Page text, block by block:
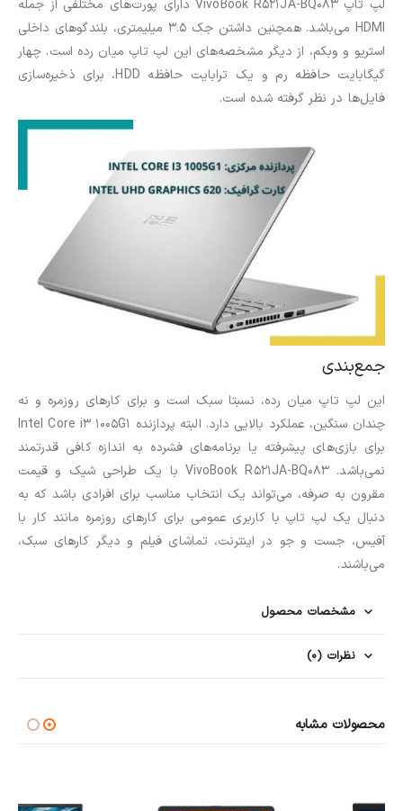
لپ تاپ VivoBook R521JA-BQ083 دارای پورت‌های مختلفی از جمله
HDMI می‌باشد. همچنین داشتن جک 3.5 میلیمتری، بلندگوهای داخلی
استریو و وبکم، از دیگر مشخصه‌های این لپ تاپ میان رده است. چهار
گیگابایت حافظه رم و یک ترابایت حافظه HDD، برای ذخیره‌سازی
فایل‌ها در نظر گرفته شده است.
جمع‌بندی
این لپ تاپ میان رده، نسبتا سبک است و برای کارهای روزمره و نه
چندان سنگین، عملکرد بالایی دارد. البته پردازنده Intel Core i3 1005G1
برای بازی‌های پیشرفته یا برنامه‌های فشرده به اندازه کافی قدرتمند
نمی‌باشد. VivoBook R521JA-BQ083 با یک طراحی شیک و قیمت
مقرون به صرفه، می‌تواند یک انتخاب مناسب برای افرادی باشد که به
دنبال یک لپ تاپ با کاربری عمومی برای کارهای روزمره مانند کار با
آفیس، جست و جو در اینترنت، تماشای فیلم و دیگر کارهای سبک،
می‌باشند.
مشخصات محصول
نظرات (0)
محصولات مشابه